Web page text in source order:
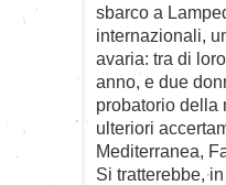
sbarco a
internazionali,
avaria: tra di
anno, e due
probatorio della
ulteriori
Mediterranea,
Si tratterebbe,